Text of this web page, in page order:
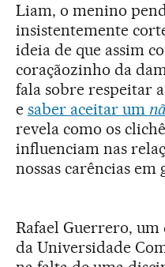
Liam, o menino
insistentemente
ideia de que assim
coraçãozinho da
fala sobre respeitar
e saber aceitar um
revela como os
influenciam nas
nossas carências em
Rafael Guerrero, um
da Universidade